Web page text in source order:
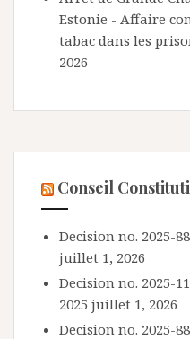
Estonie - Affaire
tabac dans les
2026
Conseil
Decision no. 2025-
juillet 1, 2026
Decision no. 2025-
2025 juillet 1, 2026
Decision no. 2025-